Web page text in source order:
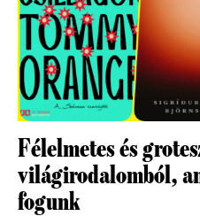
Félelmetes és
világirodalomból,
fogunk